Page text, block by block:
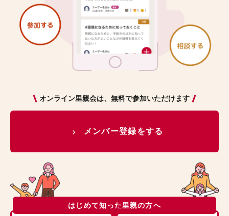
オンライン里親会は、無料で参加いただけます
メンバー登録をする
はじめて知った里親の方へ